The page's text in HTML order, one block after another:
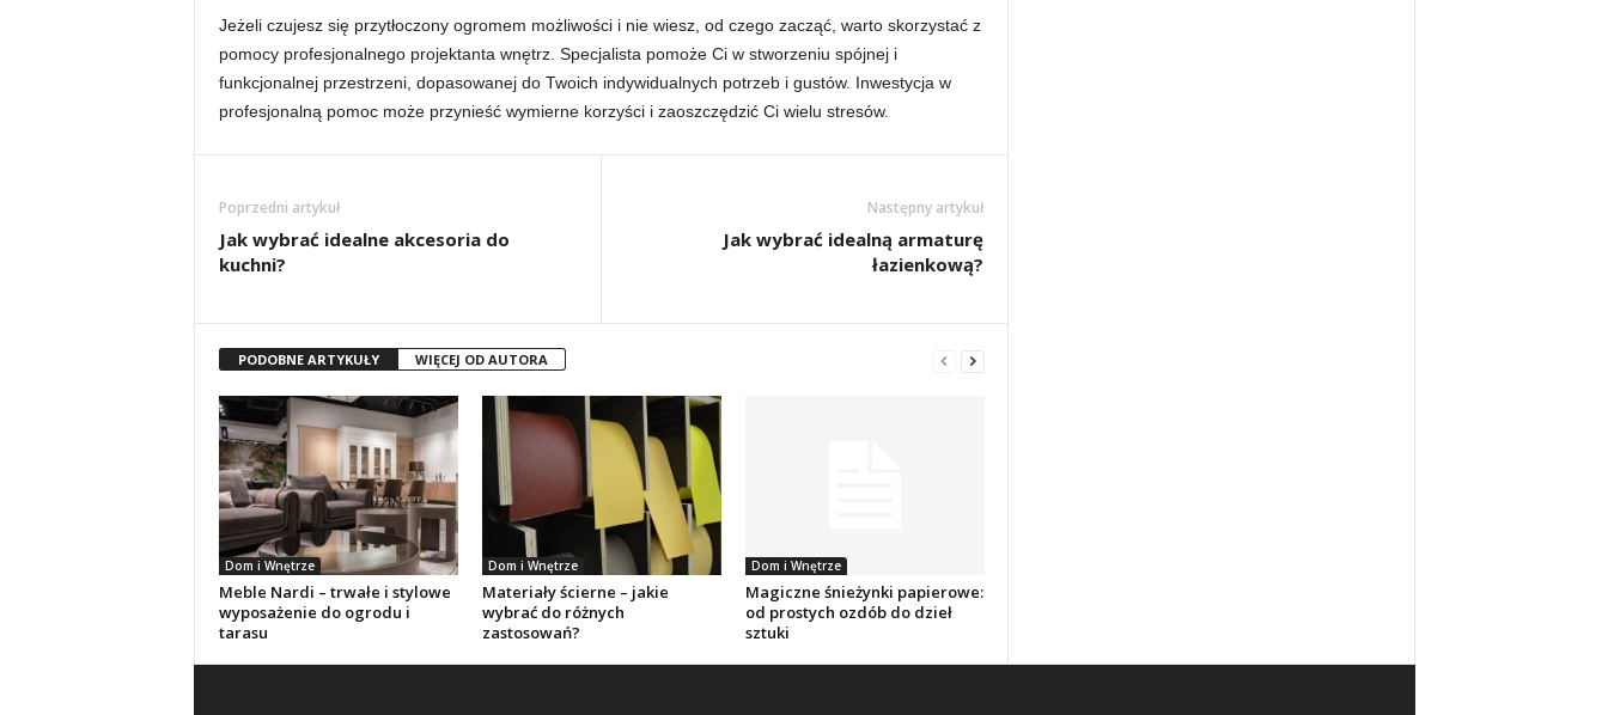
Jeżeli czujesz się przytłoczony ogromem możliwości i nie wiesz, od czego zacząć, warto skorzystać z
pomocy profesjonalnego projektanta wnętrz. Specjalista pomoże Ci w stworzeniu spójnej i
funkcjonalnej przestrzeni, dopasowanej do Twoich indywidualnych potrzeb i gustów. Inwestycja w
profesjonalną pomoc może przynieść wymierne korzyści i zaoszczędzić Ci wielu stresów.
Poprzedni artykuł
Jak wybrać idealne akcesoria do
kuchni?
Następny artykuł
Jak wybrać idealną armaturę
łazienkową?
PODOBNE ARTYKUŁY WIĘCEJ OD AUTORA
Dom i Wnętrze
Meble Nardi – trwałe i stylowe
wyposażenie do ogrodu i
tarasu
Dom i Wnętrze
Materiały ścierne – jakie
wybrać do różnych
zastosowań?
Dom i Wnętrze
Magiczne śnieżynki papierowe:
od prostych ozdób do dzieł
sztuki